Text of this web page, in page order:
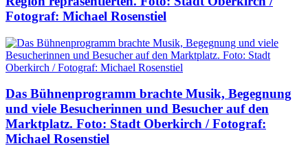
Fotograf: Michael Rosenstiel
Das Bühnenprogramm brachte Musik, Begegnung
und viele Besucherinnen und Besucher auf den
Marktplatz. Foto: Stadt Oberkirch / Fotograf:
Michael Rosenstiel